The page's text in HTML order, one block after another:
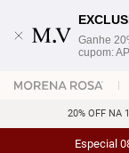
Ganhe
cupom:
20% OFF NA
Especial